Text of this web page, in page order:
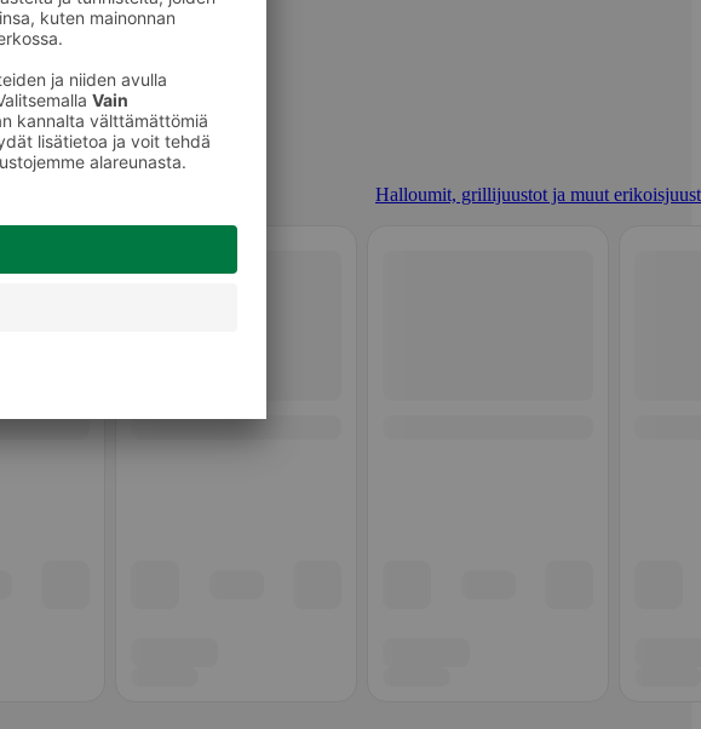
Halloumit, grillijuustot ja muut